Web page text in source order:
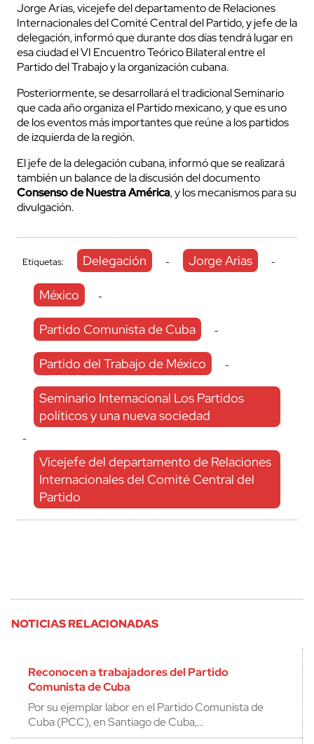
Jorge Arias, vicejefe del departamento de Relaciones
Internacionales del Comité Central del Partido, y jefe de la
delegación, informó que durante dos días tendrá lugar en
esa ciudad el VI Encuentro Teórico Bilateral entre el
Partido del Trabajo y la organización cubana.
Posteriormente, se desarrollará el tradicional Seminario
que cada año organiza el Partido mexicano, y que es uno
de los eventos más importantes que reúne a los partidos
de izquierda de la región.
El jefe de la delegación cubana, informó que se realizará
también un balance de la discusión del documento
Consenso de Nuestra América, y los mecanismos para su
divulgación.
Etiquetas: Delegación - Jorge Arias -
México -
Partido Comunista de Cuba -
Partido del Trabajo de México -
Seminario Internacional Los Partidos
políticos y una nueva sociedad
-
Vicejefe del departamento de Relaciones
Internacionales del Comité Central del
Partido
NOTICIAS RELACIONADAS
Reconocen a trabajadores del Partido
Comunista de Cuba
Por su ejemplar labor en el Partido Comunista de
Cuba (PCC), en Santiago de Cuba,…